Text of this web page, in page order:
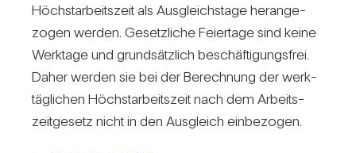
Höchst­ar­beits­zeit als Aus­gleichs­tage her­an­ge­
zogen werden. Gesetz­liche Fei­er­tage sind keine
Werk­tage und grund­sätz­lich beschäf­ti­gungs­frei.
Daher werden sie bei der Berech­nung der werk­
täg­li­chen Höchst­ar­beits­zeit nach dem Arbeits­
zeit­ge­setz nicht in den Aus­gleich ein­be­zogen.